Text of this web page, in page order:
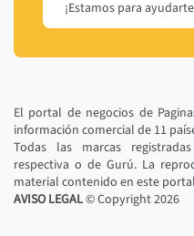
¡Estamos para
El portal de negocios de
información comercial de 11
Todas las marcas
respectiva o de Gurú. La
material contenido en este
AVISO LEGAL© Copyright2026